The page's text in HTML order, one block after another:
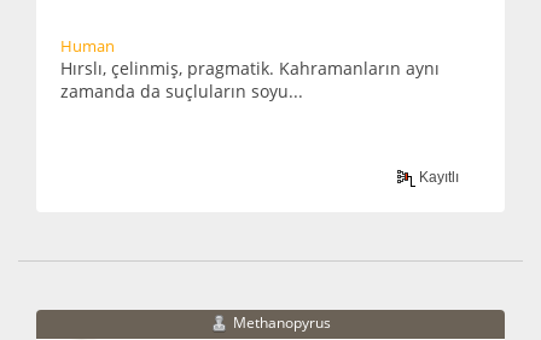
Human
Hırslı, çelinmiş, pragmatik. Kahramanların aynı
zamanda da suçluların soyu...
Kayıtlı
Methanopyrus